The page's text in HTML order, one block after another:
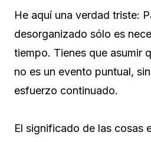
He aquí una verdad triste:
desorganizado sólo es
tiempo. Tienes que asumir
no es un evento puntual,
esfuerzo continuado.
El significado de las cosas